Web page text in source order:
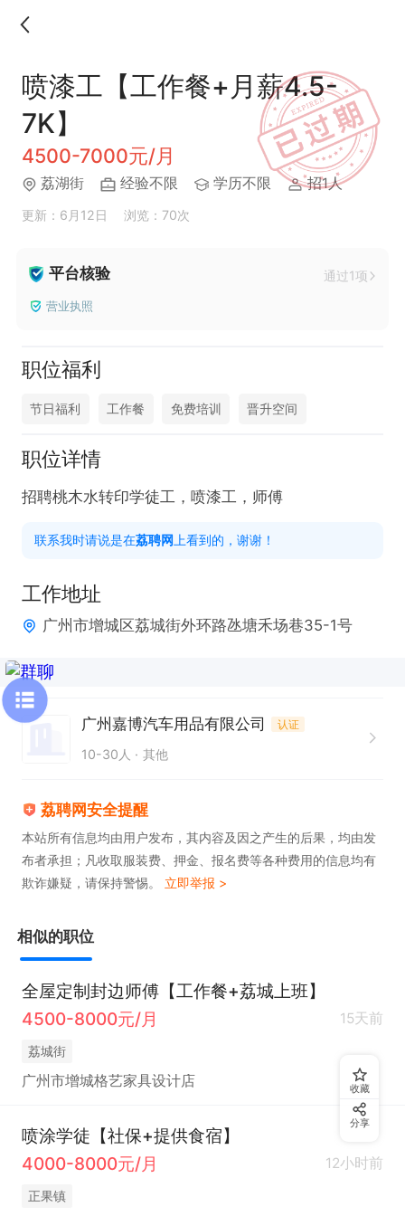
喷漆工【工作餐+月薪4.5-
7K】
4500-7000元/月
荔湖街 经验不限 学历不限 招1人
更新：6月12日 浏览：70次
平台核验 通过1项
营业执照
职位福利
节日福利 工作餐 免费培训 晋升空间
职位详情
招聘桃木水转印学徒工，喷漆工，师傅
联系我时请说是在荔聘网 上看到的，谢谢！
工作地址
广州市增城区荔城街外环路氹塘禾场巷35-1号
广州嘉博汽车用品有限公司 认证
10-30人 其他
荔聘网安全提醒
本站所有信息均由用户发布，其内容及因之产生的后果，均由发
布者承担；凡收取服装费、押金、报名费等各种费用的信息均有
欺诈嫌疑，请保持警惕。 立即举报 >
相似的职位
全屋定制封边师傅【工作餐+荔城上班】
4500-8000元/月
15天前
荔城街
广州市增城格艺家具设计店
喷涂学徒【社保+提供食宿】
4000-8000元/月
12小时前
正果镇
收藏
分享